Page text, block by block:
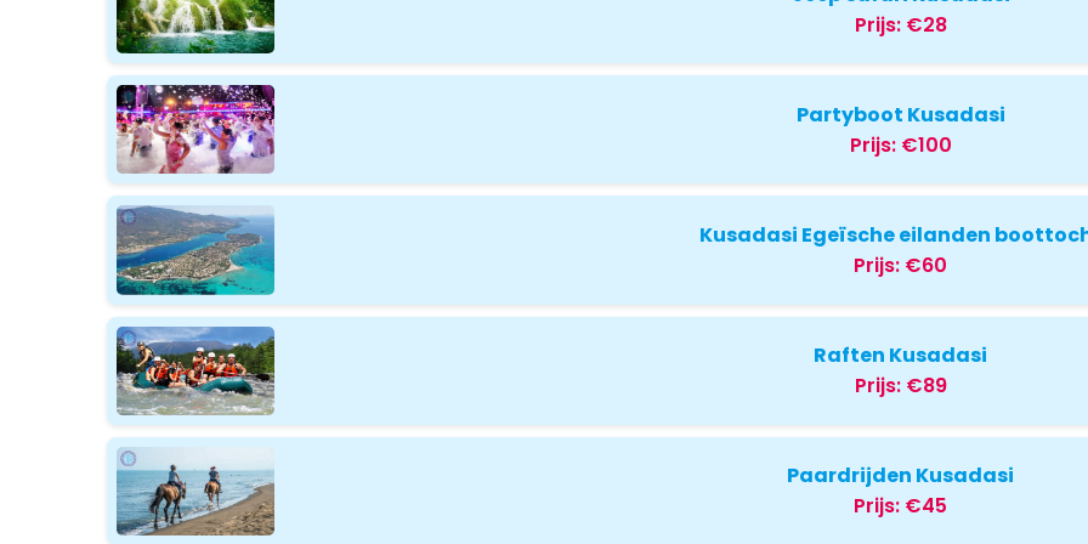
Prijs: €28
Partyboot Kusadasi
Prijs: €100
Kusadasi Egeïsche eilanden
Prijs: €60
Raften Kusadasi
Prijs: €89
Paardrijden Kusadasi
Prijs: €45